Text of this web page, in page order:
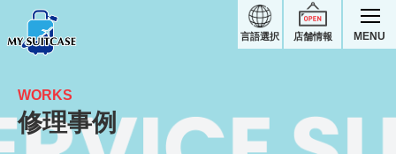
店舗情報
言語選択 MENU
WORKS
修理事例